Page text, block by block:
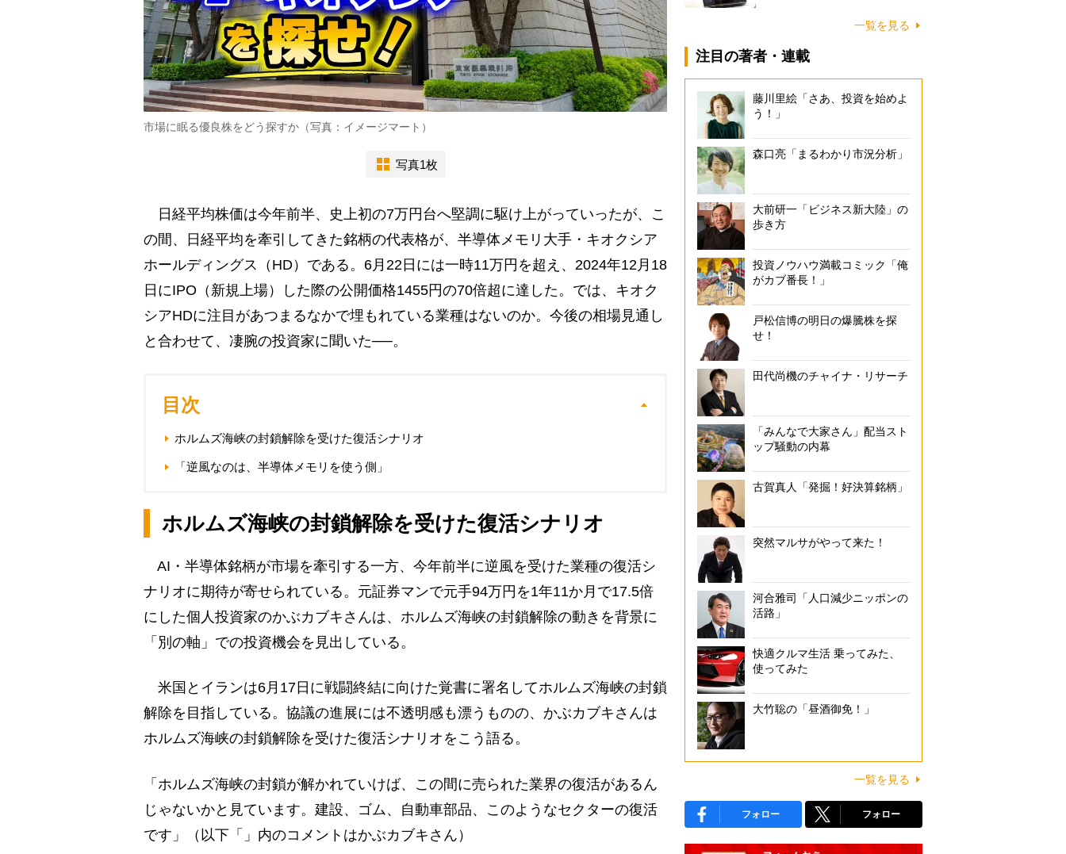
市場に眠る優良株をどう探すか（写真：イメージマート）
写真1枚
日経平均株価は今年前半、史上初の7万円台へ堅調に駆け上がっていったが、こ
の間、日経平均を牽引してきた銘柄の代表格が、半導体メモリ大手・キオクシア
ホールディングス（HD）である。6月22日には一時11万円を超え、2024年12月18
日にIPO（新規上場）した際の公開価格1455円の70倍超に達した。では、キオク
シアHDに注目があつまるなかで埋もれている業種はないのか。今後の相場見通し
と合わせて、凄腕の投資家に聞いた──。
目次
ホルムズ海峡の封鎖解除を受けた復活シナリオ
「逆風なのは、半導体メモリを使う側」
ホルムズ海峡の封鎖解除を受けた復活シナリオ
AI・半導体銘柄が市場を牽引する一方、今年前半に逆風を受けた業種の復活シ
ナリオに期待が寄せられている。元証券マンで元手94万円を1年11か月で17.5倍
にした個人投資家のかぶカブキさんは、ホルムズ海峡の封鎖解除の動きを背景に
「別の軸」での投資機会を見出している。
米国とイランは6月17日に戦闘終結に向けた覚書に署名してホルムズ海峡の封鎖
解除を目指している。協議の進展には不透明感も漂うものの、かぶカブキさんは
ホルムズ海峡の封鎖解除を受けた復活シナリオをこう語る。
「ホルムズ海峡の封鎖が解かれていけば、この間に売られた業界の復活があるん
じゃないかと見ています。建設、ゴム、自動車部品、このようなセクターの復活
です」（以下「」内のコメントはかぶカブキさん）
一覧を見る
注目の著者・連載
藤川里絵「さあ、投資を始めよ
う！」
森口亮「まるわかり市況分析」
大前研一「ビジネス新大陸」の
歩き方
投資ノウハウ満載コミック「俺
がカブ番長！」
戸松信博の明日の爆騰株を探
せ！
田代尚機のチャイナ・リサーチ
「みんなで大家さん」配当スト
ップ騒動の内幕
古賀真人「発掘！好決算銘柄」
突然マルサがやって来た！
河合雅司「人口減少ニッポンの
活路」
快適クルマ生活 乗ってみた、
使ってみた
大竹聡の「昼酒御免！」
一覧を見る
フォロー フォロー